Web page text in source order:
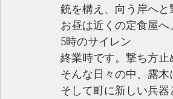
銃を構え、向う岸へと
お昼は近くの定食屋へ。
5時のサイレン
終業時です。撃ち方
そんな日々の中、露
そして町に新しい兵